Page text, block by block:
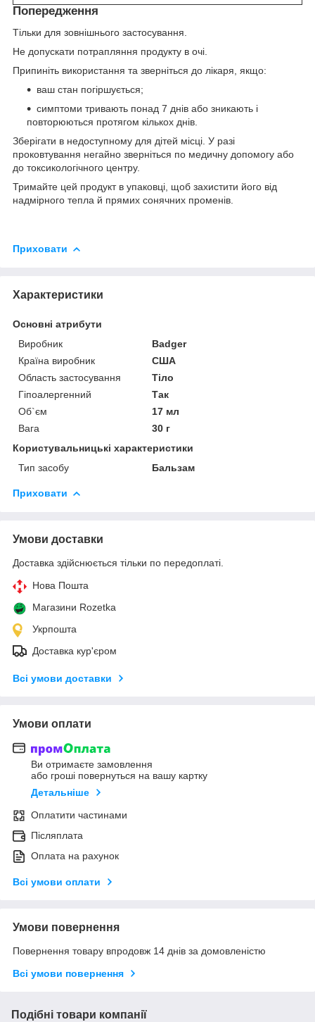
Попередження
Тільки для зовнішнього застосування.
Не допускати потрапляння продукту в очі.
Припиніть використання та зверніться до лікаря, якщо:
ваш стан погіршується;
симптоми тривають понад 7 днів або зникають і
повторюються протягом кількох днів.
Зберігати в недоступному для дітей місці. У разі
проковтування негайно зверніться по медичну допомогу або
до токсикологічного центру.
Тримайте цей продукт в упаковці, щоб захистити його від
надмірного тепла й прямих сонячних променів.
Приховати
Характеристики
Основні атрибути
Виробник
Badger
Країна виробник
США
Область застосування
Тіло
Гіпоалергенний
Так
Об`єм
17 мл
Вага
30 г
Користувальницькі характеристики
Тип засобу
Бальзам
Приховати
Умови доставки
Доставка здійснюється тільки по передоплаті.
Нова Пошта
Магазини Rozetka
Укрпошта
Доставка кур'єром
Всі умови доставки
Умови оплати
Ви отримаєте замовлення
або гроші повернуться на вашу картку
Детальніше
Оплатити частинами
Післяплата
Оплата на рахунок
Всі умови оплати
Умови повернення
Повернення товару впродовж 14 днів за домовленістю
Всі умови повернення
Подібні товари компанії